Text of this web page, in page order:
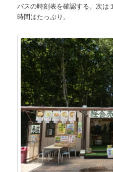
バスの時刻表を確認する。次は
時間はたっぷり。